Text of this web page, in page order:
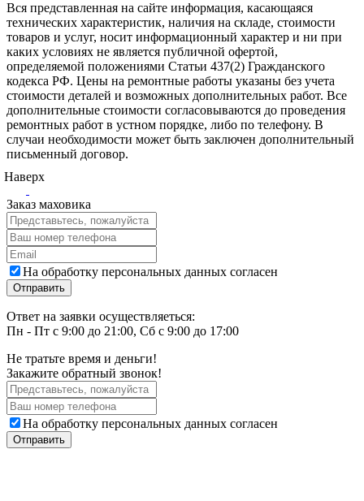
Вся представленная на сайте информация, касающаяся
технических характеристик, наличия на складе, стоимости
товаров и услуг, носит информационный характер и ни при
каких условиях не является публичной офертой,
определяемой положениями Статьи 437(2) Гражданского
кодекса РФ. Цены на ремонтные работы указаны без учета
стоимости деталей и возможных дополнительных работ. Все
дополнительные стоимости согласовываются до проведения
ремонтных работ в устном порядке, либо по телефону. В
случаи необходимости может быть заключен дополнительный
письменный договор.
Наверх
Заказ маховика
На обработку персональных данных согласен
Ответ на заявки осуществляеться:
Пн - Пт с 9:00 до 21:00, Сб с 9:00 до 17:00
Не тратьте время и деньги!
Закажите обратный звонок!
На обработку персональных данных согласен